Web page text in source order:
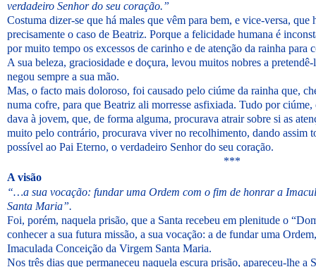
verdadeiro Senhor do seu coração.”
Costuma dizer-se que há males que vêm para bem, e vice-versa,
precisamente o caso de Beatriz. Porque a felicidade humana é
por muito tempo os excessos de carinho e de atenção da rainha para
A sua beleza, graciosidade e doçura, levou muitos nobres a pretendê-
negou sempre a sua mão.
Mas, o facto mais doloroso, foi causado pelo ciúme da rainha que,
numa cofre, para que Beatriz ali morresse asfixiada. Tudo por ciúme,
dava à jovem, que, de forma alguma, procurava atrair sobre si as
muito pelo contrário, procurava viver no recolhimento, dando assim
possível ao Pai Eterno, o verdadeiro Senhor do seu coração.
***
A visão
“…a sua vocação: fundar uma Ordem com o fim de honrar a
Santa Maria”.
Foi, porém, naquela prisão, que a Santa recebeu em plenitude o
conhecer a sua futura missão, a sua vocação: a de fundar uma
Imaculada Conceição da Virgem Santa Maria.
Nos três dias que permaneceu naquela escura prisão, apareceu-lhe a